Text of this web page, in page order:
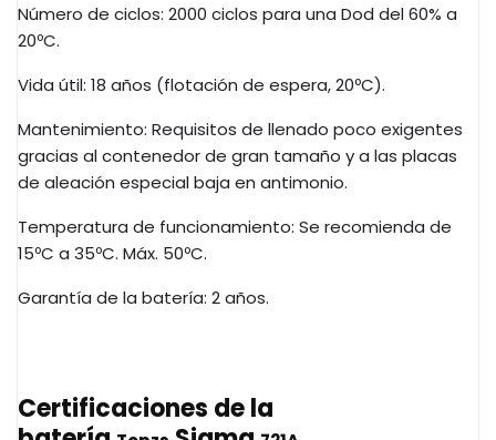
Número de ciclos: 2000 ciclos para una Dod del 60% a
20ºC.
Vida útil: 18 años (flotación de espera, 20ºC).
Mantenimiento: Requisitos de llenado poco exigentes
gracias al contenedor de gran tamaño y a las placas
de aleación especial baja en antimonio.
Temperatura de funcionamiento: Se recomienda de
15ºC a 35ºC. Máx. 50ºC.
Garantía de la batería: 2 años.
Certificaciones de la